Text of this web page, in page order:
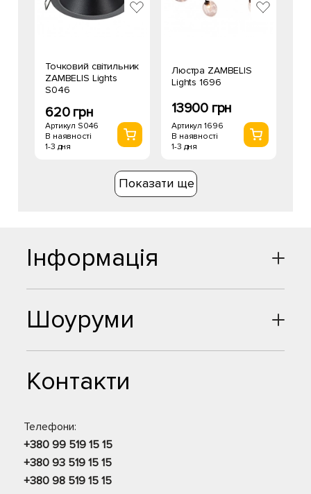
Точковий світильник
ZAMBELIS Lights
S046
620 грн
Артикул S046
В наявності
1-3 дня
Люстра ZAMBELIS
Lights 1696
13900 грн
Артикул 1696
В наявності
1-3 дня
Показати ще
Шоуруми
Контакти
Телефони:
+380 99 519 15 15
+380 93 519 15 15
+380 98 519 15 15
Інформація